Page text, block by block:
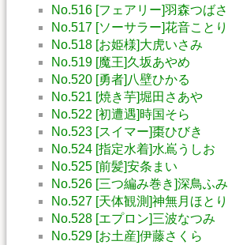
No.516 [フェアリー]羽森つばさ
No.517 [ソーサラー]花音ことり
No.518 [お姫様]大虎いさみ
No.519 [魔王]久坂あやめ
No.520 [勇者]八壁ひかる
No.521 [焼き芋]堀田さあや
No.522 [初遭遇]時国そら
No.523 [スイマー]棗ひびき
No.524 [指定水着]水嶌うしお
No.525 [前髪]安条まい
No.526 [三つ編み巻き]深鳥ふみ
No.527 [天体観測]神無月ほとり
No.528 [エプロン]三波なつみ
No.529 [お土産]伊藤さくら